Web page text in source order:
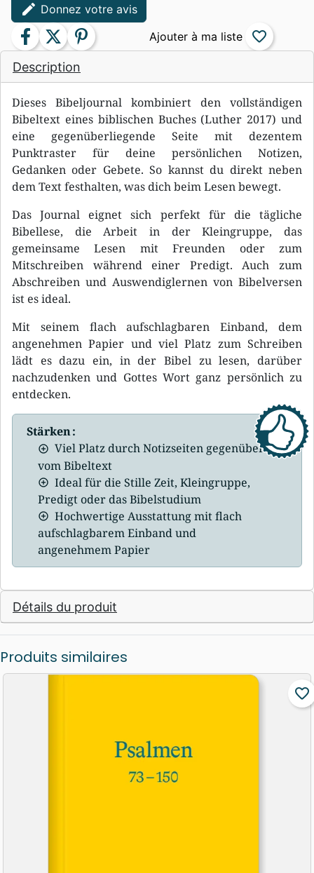
Description
Dieses Bibeljournal kombiniert den vollständigen
Bibeltext eines biblischen Buches (Luther 2017) und
eine gegenüberliegende Seite mit dezentem
Punktraster für deine persönlichen Notizen,
Gedanken oder Gebete. So kannst du direkt neben
dem Text festhalten, was dich beim Lesen bewegt.
Das Journal eignet sich perfekt für die tägliche
Bibellese, die Arbeit in der Kleingruppe, das
gemeinsame Lesen mit Freunden oder zum
Mitschreiben während einer Predigt. Auch zum
Abschreiben und Auswendiglernen von Bibelversen
ist es ideal.
Mit seinem flach aufschlagbaren Einband, dem
angenehmen Papier und viel Platz zum Schreiben
lädt es dazu ein, in der Bibel zu lesen, darüber
nachzudenken und Gottes Wort ganz persönlich zu
entdecken.
Stärken :
Viel Platz durch Notizseiten gegenüber
vom Bibeltext
Ideal für die Stille Zeit, Kleingruppe,
Predigt oder das Bibelstudium
Hochwertige Ausstattung mit flach
aufschlagbarem Einband und
angenehmem Papier
Détails du produit
edit Donnez votre avis
facebook twitter pinterest favorite_border
Produits similaires
favorite_border